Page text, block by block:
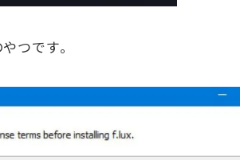
つです。